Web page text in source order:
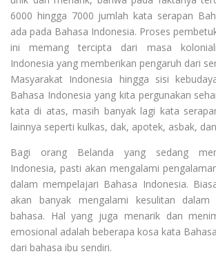
6000 hingga 7000 jumlah kata serapan
ada pada Bahasa Indonesia. Proses
ini memang tercipta dari masa
Indonesia yang memberikan pengaruh dari
Masyarakat Indonesia hingga sisi
Bahasa Indonesia yang kita pergunakan
kata di atas, masih banyak lagi kata
lainnya seperti kulkas, dak, apotek, asbak,
Bagi orang Belanda yang sedang
Indonesia, pasti akan mengalami
dalam mempelajari Bahasa Indonesia.
akan banyak mengalami kesulitan
bahasa. Hal yang juga menarik dan
emosional adalah beberapa kosa kata
dari bahasa ibu sendiri.